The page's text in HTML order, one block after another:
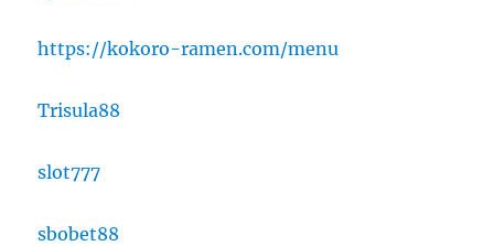
https://kokoro-ramen.com/menu
Trisula88
slot777
sbobet88